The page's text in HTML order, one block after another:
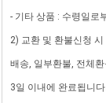
- 기타 상품 : 수령일로
2) 교환 및 환불신청
배송, 일부환불, 전체
3일 이내에 완료됩니